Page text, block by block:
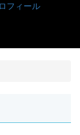
フィール